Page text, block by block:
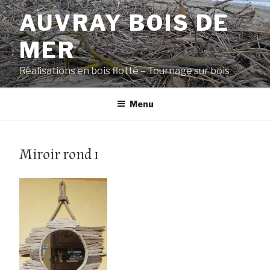
Aller
au
contenu
principal
AUVRAY BOIS DE
MER
Réalisations en bois flotté – Tournage sur bois
Menu
Miroir rond 1